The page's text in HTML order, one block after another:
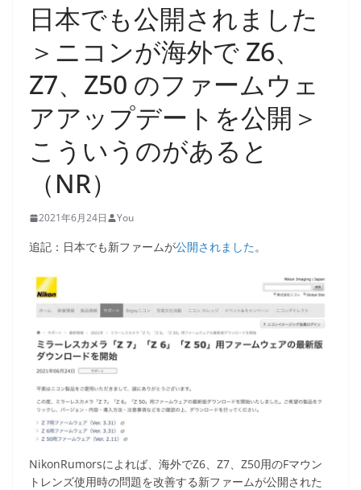
日本でも公開されました
＞ニコンが海外で Z6、
Z7、Z50 のファームウェ
アアップデートを公開＞
こういうのがあると
（NR）
2021年6月24日 You
追記：日本でも新ファームが公開されました。
NikonRumorsによれば、海外でZ6、Z7、Z50用のFマウン
トレンズ使用時の問題を改善する新ファームが公開された